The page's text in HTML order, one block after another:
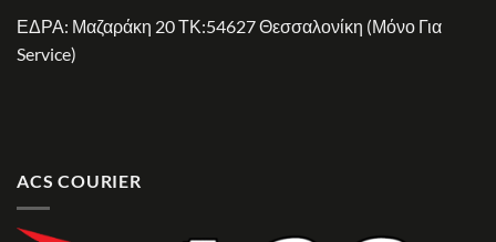
ΕΔΡΑ: Μαζαράκη 20 ΤΚ:54627 Θεσσαλονίκη (Μόνο Για
Service)
ACS COURIER